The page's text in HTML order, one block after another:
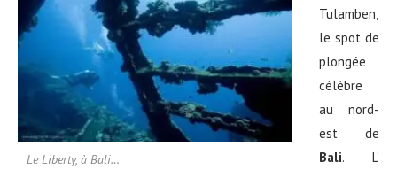
Le Liberty, à Bali…
Tulamben,
le spot de
plongée
célèbre
au nord-
est de
Bali. L’